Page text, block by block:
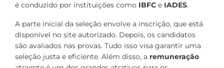
é conduzido por instituições como IBFC e IADES.
A parte inicial da seleção envolve a inscrição, que está
disponível no site autorizado. Depois, os candidatos
são avaliados nas provas. Tudo isso visa garantir uma
seleção justa e eficiente. Além disso, a remuneração